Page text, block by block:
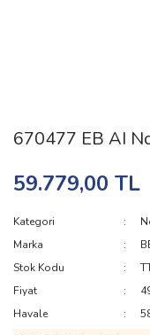
670477 EB AI
59.779,00 TL
Kategori
Marka
Stok Kodu
Fiyat
Havale